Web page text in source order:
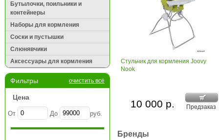
Бутылочки, поильники и
контейнеры
Наборы для кормления
Соски и пустышки
Слюнявчики
Аксессуары для кормления
Фильтры очистить всё
Цена
От До руб.
Стульчик для кормления Joovy
Nook
Предзаказ
10 000 р.
Бренды